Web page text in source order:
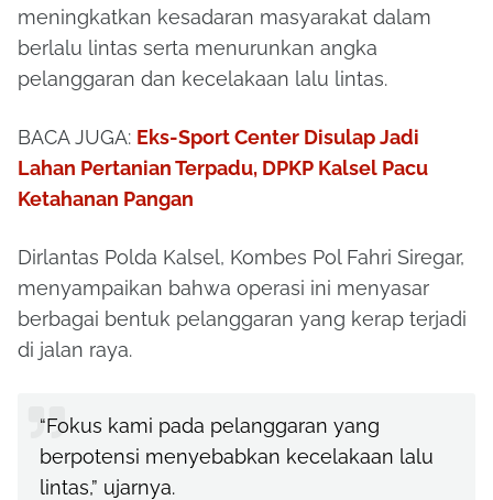
meningkatkan kesadaran masyarakat dalam
berlalu lintas serta menurunkan angka
pelanggaran dan kecelakaan lalu lintas.
BACA JUGA: Eks-Sport Center Disulap Jadi
Lahan Pertanian Terpadu, DPKP Kalsel Pacu
Ketahanan Pangan
Dirlantas Polda Kalsel, Kombes Pol Fahri Siregar,
menyampaikan bahwa operasi ini menyasar
berbagai bentuk pelanggaran yang kerap terjadi
di jalan raya.
“Fokus kami pada pelanggaran yang
berpotensi menyebabkan kecelakaan lalu
lintas,” ujarnya.